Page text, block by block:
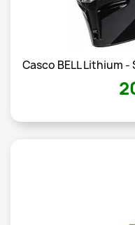
Casco BELL Lithium